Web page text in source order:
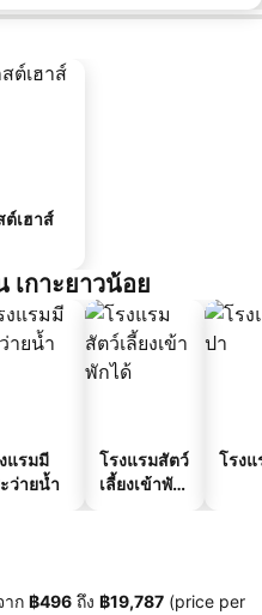
ต์เฮาส์
เกาะยาวน้อย
แรมมี
ว่ายน้ำ
โรงแรมสัตว์
เลี้ยงเข้าพัก
โรง
าก ‎฿496 ถึง ‎฿19,787 (price per